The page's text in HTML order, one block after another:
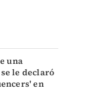
una
le declaró
en